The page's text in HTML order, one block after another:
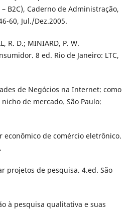
B2C), Caderno de Administração,
60, Jul./Dez.2005.
R. D.; MINIARD, P. W.
8 ed. Rio de Janeiro: LTC,
de Negócios na Internet: como
de mercado. São Paulo:
econômico de comércio eletrônico.
projetos de pesquisa. 4.ed. São
à pesquisa qualitativa e suas